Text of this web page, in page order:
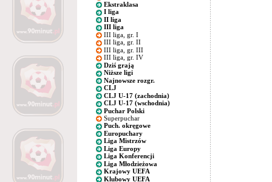
Ekstraklasa
I liga
II liga
III liga
III liga, gr. I
III liga, gr. II
III liga, gr. III
III liga, gr. IV
Dziś grają
Niższe ligi
Najnowsze rozgr.
CLJ
CLJ U-17 (zachodnia)
CLJ U-17 (wschodnia)
Puchar Polski
Superpuchar
Puch. okręgowe
Europuchary
Liga Mistrzów
Liga Europy
Liga Konferencji
Liga Młodzieżowa
Krajowy UEFA
Klubowy UEFA